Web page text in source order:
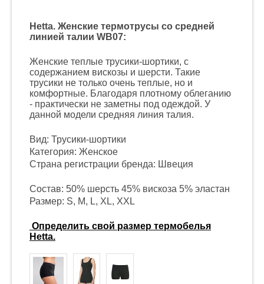
Hetta. Женские термотрусы со средней
линией талии WB07:
Женские теплые трусики-шортики, с
содержанием вискозы и шерсти. Такие
трусики не только очень теплые, но и
комфортные. Благодаря плотному облеганию
- практически не заметны под одеждой. У
данной модели средняя линия талия.
Вид: Трусики-шортики
Категория: Женское
Страна регистрации бренда: Швеция
Состав: 50% шерсть 45% вискоза 5% эластан
Размер: S, M, L, XL, XXL
Определить свой размер термобелья
Hetta.